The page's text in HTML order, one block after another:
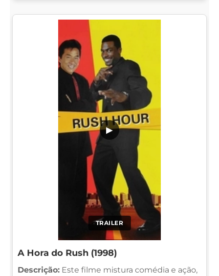
TRAILER
▶
A Hora do Rush (1998)
Descrição: Este filme mistura comédia e ação,